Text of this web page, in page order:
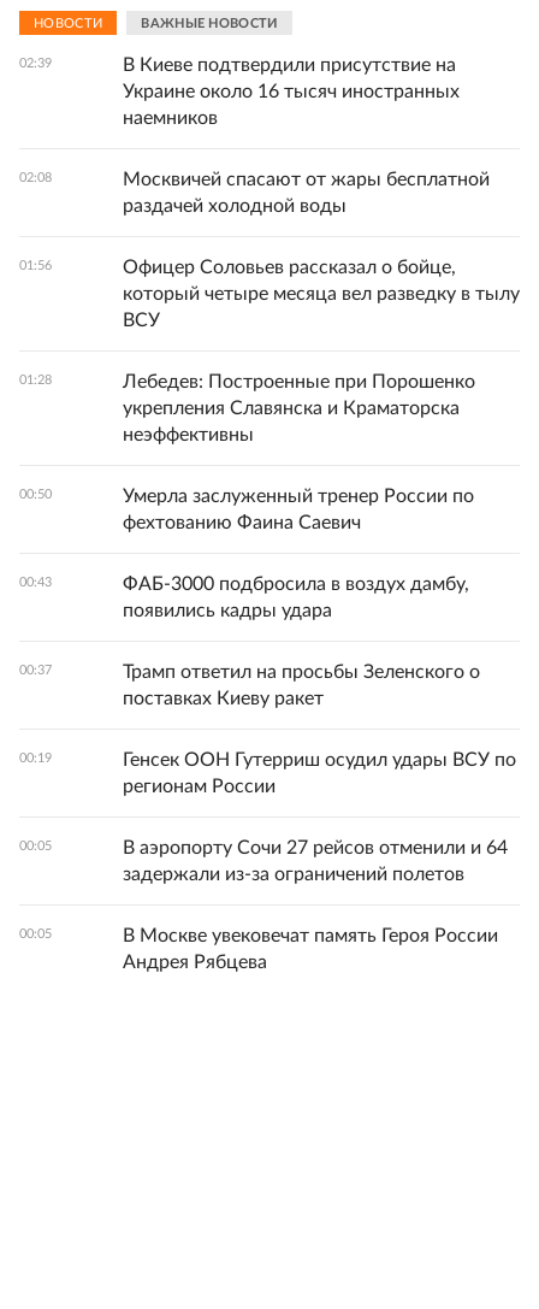
НОВОСТИ ВАЖНЫЕ НОВОСТИ
02:39
В Киеве подтвердили присутствие на
Украине около 16 тысяч иностранных
наемников
02:08
Москвичей спасают от жары бесплатной
раздачей холодной воды
01:56
Офицер Соловьев рассказал о бойце,
который четыре месяца вел разведку в тылу
ВСУ
01:28
Лебедев: Построенные при Порошенко
укрепления Славянска и Краматорска
неэффективны
00:50
Умерла заслуженный тренер России по
фехтованию Фаина Саевич
00:43
ФАБ-3000 подбросила в воздух дамбу,
появились кадры удара
00:37
Трамп ответил на просьбы Зеленского о
поставках Киеву ракет
00:19
Генсек ООН Гутерриш осудил удары ВСУ по
регионам России
00:05
В аэропорту Сочи 27 рейсов отменили и 64
задержали из-за ограничений полетов
00:05
В Москве увековечат память Героя России
Андрея Рябцева